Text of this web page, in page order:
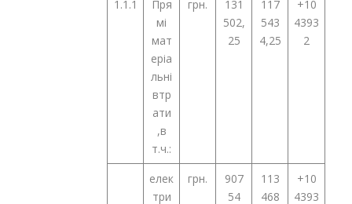
1.1.1
Пря
мі
мат
еріа
льні
втр
ати
,в
т.ч.:
грн.
131
502,
25
117
543
4,25
+10
4393
2
елек
три
грн.
907
54
113
468
+10
4393